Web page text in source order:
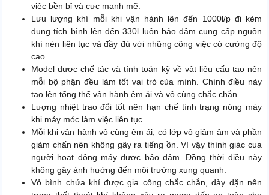
việc bền bỉ và cực mạnh mẽ.
Lưu lượng khí mỗi khi vận hành lên đến 1000l/p đi kèm
dung tích bình lên đến 330l luôn bảo đảm cung cấp nguồn
khí nén liên tục và đầy đủ với những công việc có cường độ
cao.
Model được chế tác và tính toán kỹ về vật liệu cấu tạo nên
mỗi bộ phận đều làm tốt vai trò của mình. Chính điều này
tạo lên tổng thể vận hành êm ái và vô cùng chắc chắn.
Lượng nhiệt trao đổi tốt nên hạn chế tình trạng nóng máy
khi máy móc làm việc liên tục.
Mỗi khi vận hành vô cùng êm ái, có lớp vỏ giảm âm và phần
giảm chấn nên không gây ra tiếng ồn. Vì vậy thính giác cua
người hoạt động máy được bảo đảm. Đồng thời điều này
không gây ảnh hưởng đến môi trường xung quanh.
Vỏ bình chứa khí được gia công chắc chắn, dày dặn nên